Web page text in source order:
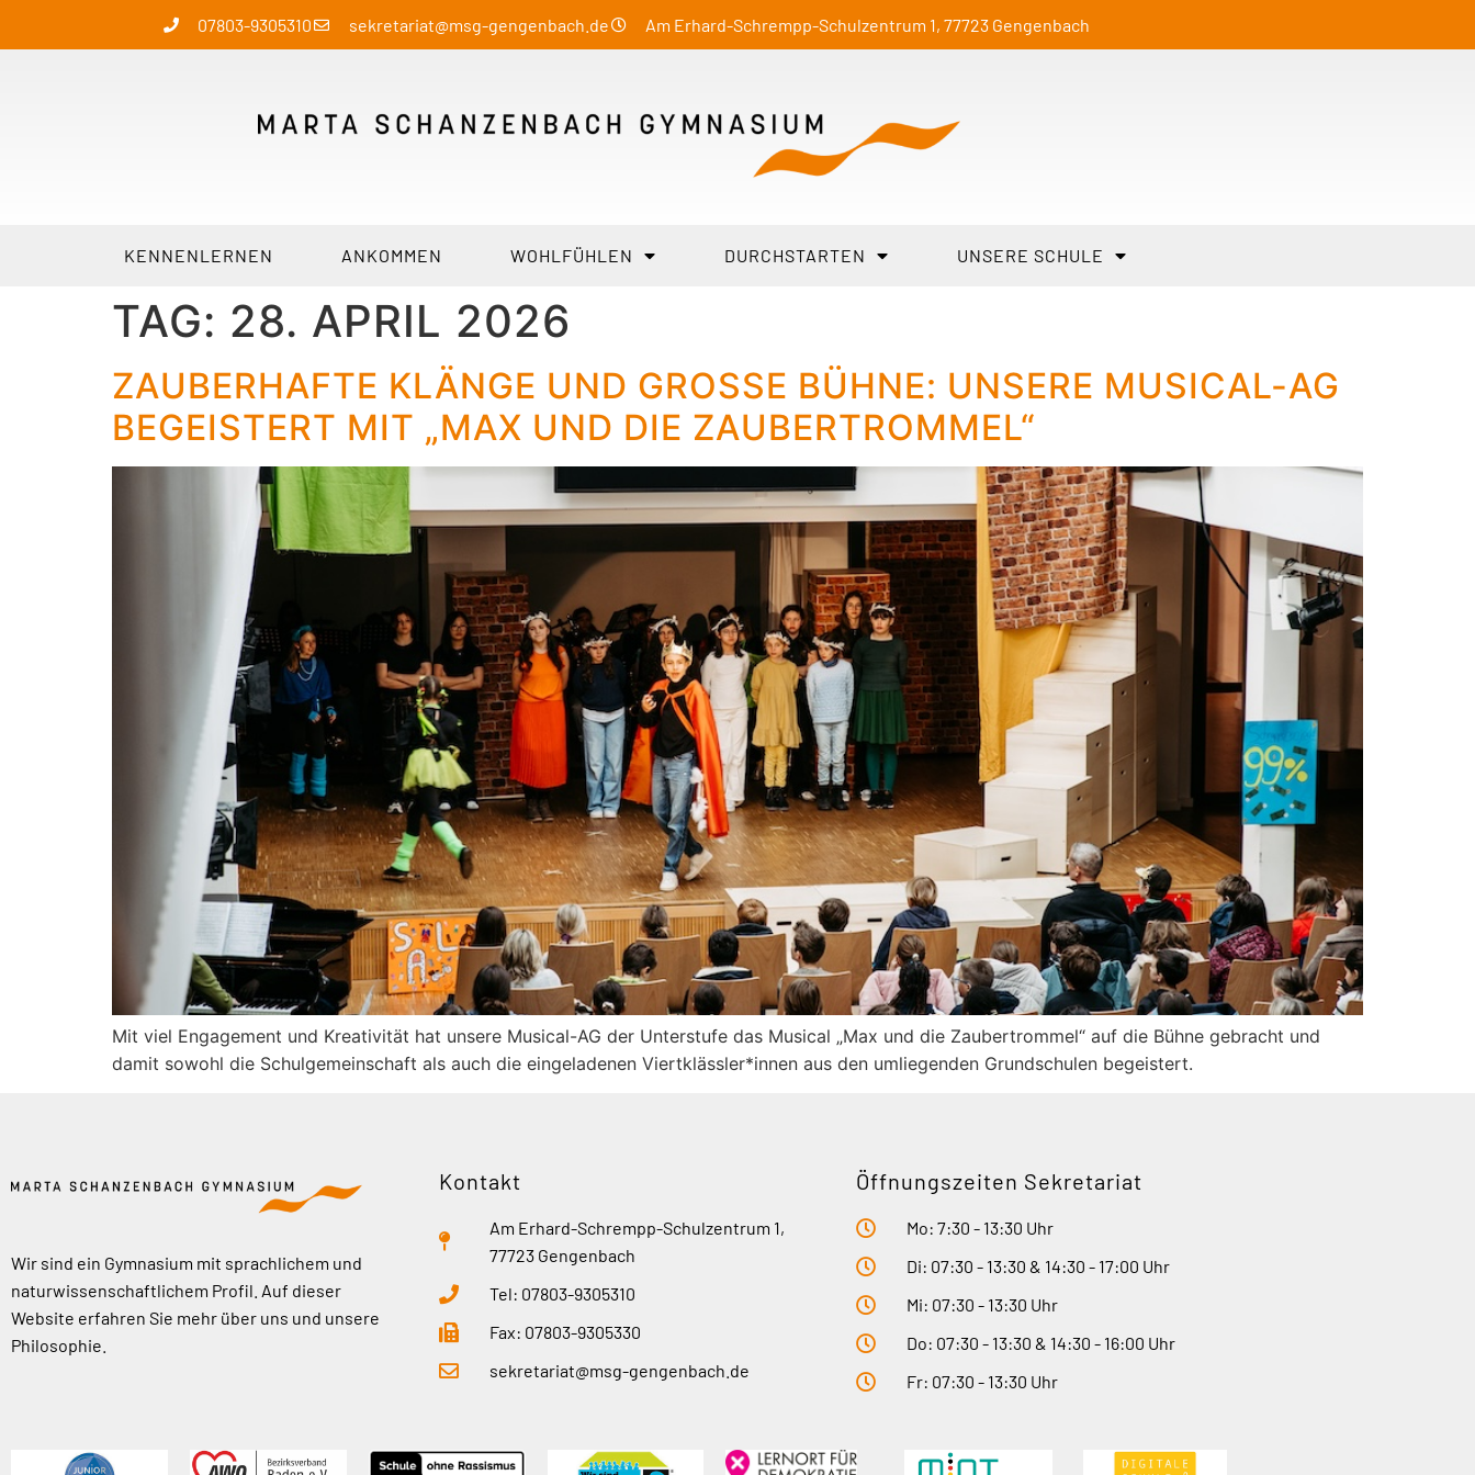
07803-9305310 sekretariat@msg-gengenbach.de Am Erhard-Schrempp-Schulzentrum 1, 77723 Gengenbach
KENNENLERNEN ANKOMMEN WOHLFÜHLEN DURCHSTARTEN UNSERE SCHULE
TAG: 28. APRIL 2026
ZAUBERHAFTE KLÄNGE UND GROSSE BÜHNE: UNSERE MUSICAL-AG B
EGEISTERT MIT „MAX UND DIE ZAUBERTROMMEL“
Mit viel Engagement und Kreativität hat unsere Musical-AG der Unterstufe das Musical „Max und die Zaubertrommel“ auf die Bühne gebracht und
damit sowohl die Schulgemeinschaft als auch die eingeladenen Viertklässler*innen aus den umliegenden Grundschulen begeistert.
Wir sind ein Gymnasium mit sprachlichem und
naturwissenschaftlichem Profil. Auf dieser
Website erfahren Sie mehr über uns und unsere
Philosophie.
Kontakt
Am Erhard-Schrempp-Schulzentrum 1,
77723 Gengenbach
Tel: 07803-9305310
Fax: 07803-9305330
sekretariat@msg-gengenbach.de
Öffnungszeiten Sekretariat
Mo: 7:30 - 13:30 Uhr
Di: 07:30 - 13:30 & 14:30 - 17:00 Uhr
Mi: 07:30 - 13:30 Uhr
Do: 07:30 - 13:30 & 14:30 - 16:00 Uhr
Fr: 07:30 - 13:30 Uhr